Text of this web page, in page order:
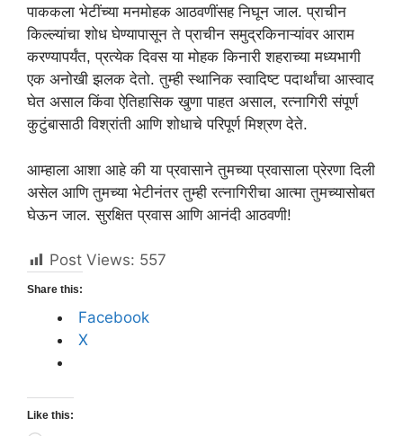
पाककला भेटींच्या मनमोहक आठवणींसह निघून जाल. प्राचीन
किल्ल्यांचा शोध घेण्यापासून ते प्राचीन समुद्रकिनाऱ्यांवर आराम
करण्यापर्यंत, प्रत्येक दिवस या मोहक किनारी शहराच्या मध्यभागी
एक अनोखी झलक देतो. तुम्ही स्थानिक स्वादिष्ट पदार्थांचा आस्वाद
घेत असाल किंवा ऐतिहासिक खुणा पाहत असाल, रत्नागिरी संपूर्ण
कुटुंबासाठी विश्रांती आणि शोधाचे परिपूर्ण मिश्रण देते.
आम्हाला आशा आहे की या प्रवासाने तुमच्या प्रवासाला प्रेरणा दिली
असेल आणि तुमच्या भेटीनंतर तुम्ही रत्नागिरीचा आत्मा तुमच्यासोबत
घेऊन जाल. सुरक्षित प्रवास आणि आनंदी आठवणी!
Post Views: 557
Share this:
Facebook
X
Like this: